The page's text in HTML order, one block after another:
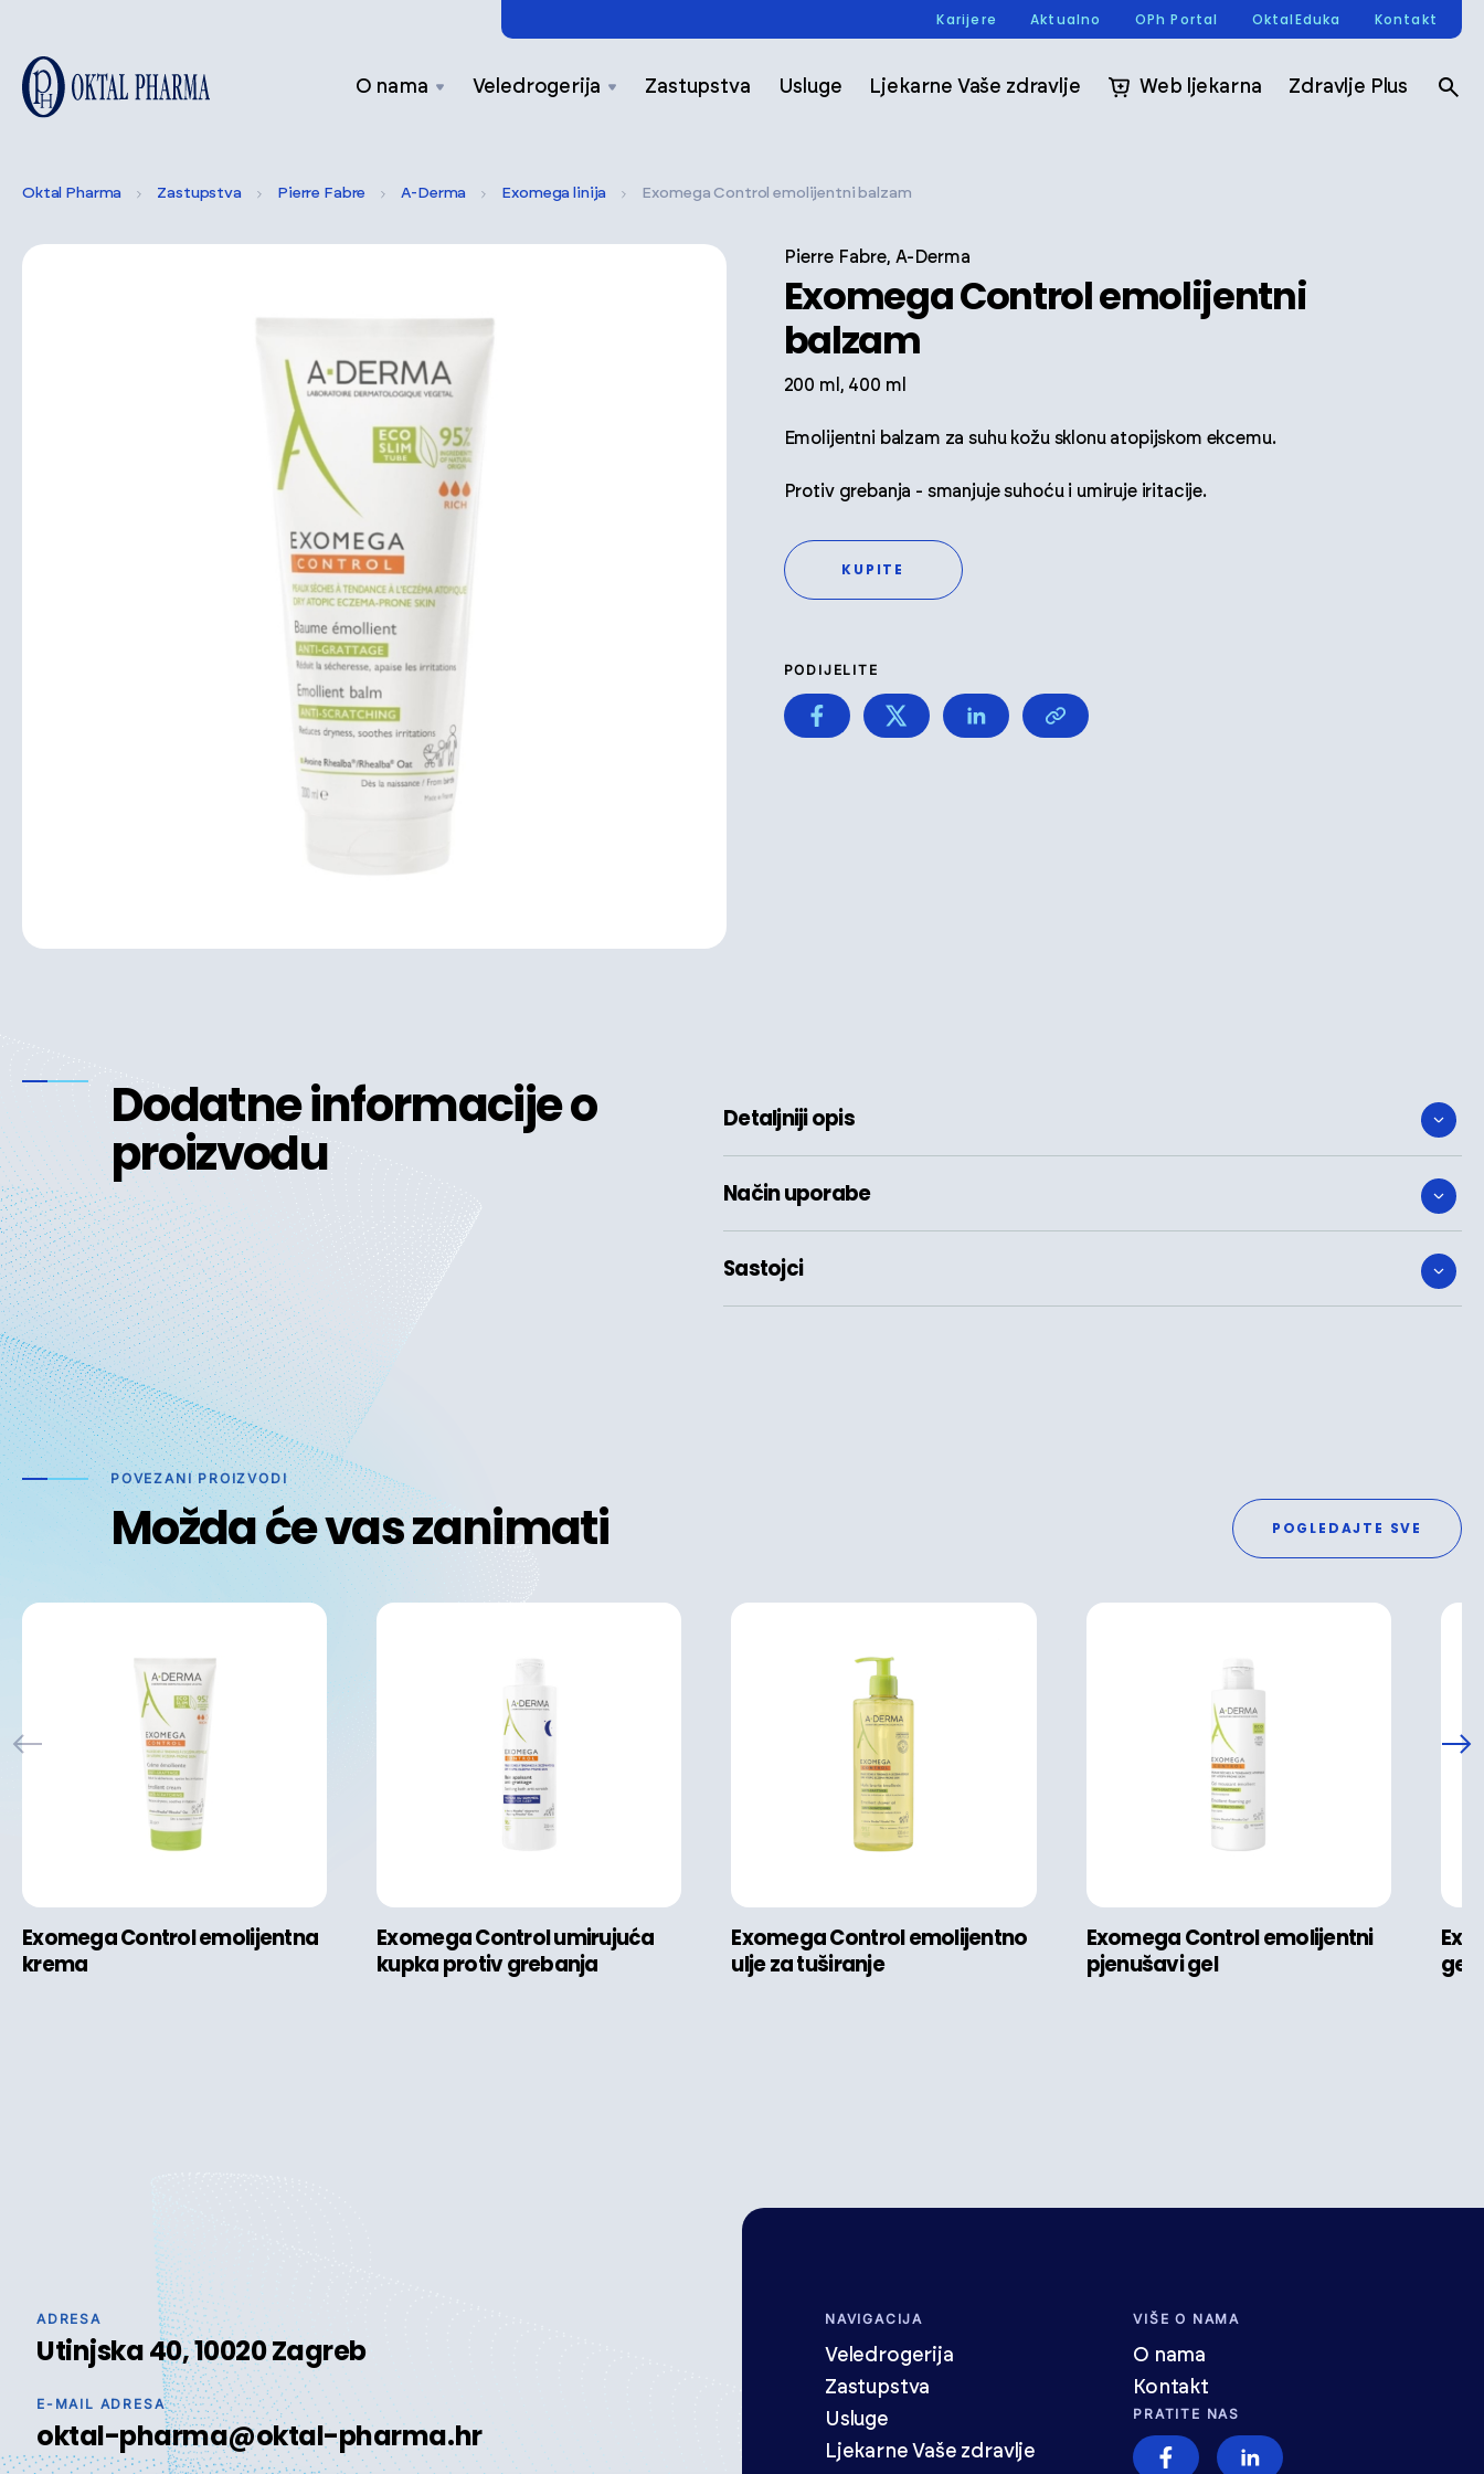
Karijere Aktualno OPh Portal OktalEduka Kontakt
O nama Veledrogerija Zastupstva Usluge Ljekarne Vaše zdravlje Web ljekarna Zdravlje Plus
Oktal Pharma Zastupstva Pierre Fabre A-Derma Exomega linija Exomega Control emolijentni balzam
Pierre Fabre, A-Derma
Exomega Control emolijentni
balzam
200 ml, 400 ml
Emolijentni balzam za suhu kožu sklonu atopijskom ekcemu.
Protiv grebanja - smanjuje suhoću i umiruje iritacije.
KUPITE
PODIJELITE
Detaljniji opis
Način uporabe
Sastojci
Dodatne informacije o
proizvodu
POVEZANI PROIZVODI
Možda će vas zanimati POGLEDAJTE SVE
Exomega Control emolijentna
krema
Exomega Control umirujuća
kupka protiv grebanja
Exomega Control emolijentno
ulje za tuširanje
Exomega Control emolijentni
pjenušavi gel
gel
ADRESA
Utinjska 40, 10020 Zagreb
E-MAIL ADRESA
oktal-pharma@oktal-pharma.hr
NAVIGACIJA
Veledrogerija
Zastupstva
Usluge
Ljekarne Vaše zdravlje
VIŠE O NAMA
O nama
Kontakt
PRATITE NAS